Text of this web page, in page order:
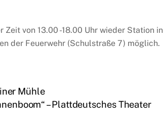
von 13.00 -18.00 Uhr wieder Station in
der Feuerwehr (Schulstraße 7) möglich.
Mühle
– Plattdeutsches Theater